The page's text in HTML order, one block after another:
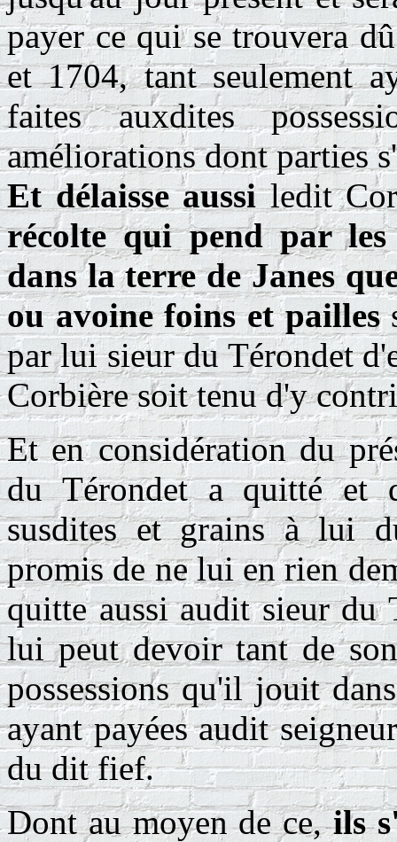
payer ce qui se trouvera
et 1704, tant seulement
faites auxdites
améliorations dont parties
Et délaisse aussiledit
récolte qui pend par
dans la terre de Janes
ou avoine foins et pailles
par lui sieur du Térondet
Corbière soit tenu d'y
Et en considération du
du Térondet a quitté et
susdites et grains à lui
promis de ne lui en rien
quitte aussi audit sieur du
lui peut devoir tant de
possessions qu'il jouit
ayant payées audit
du dit fief.
Dont au moyen de ce,ils